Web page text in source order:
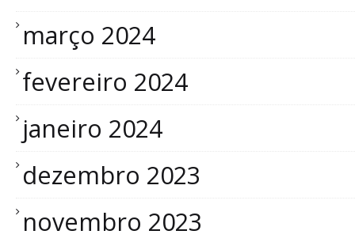
março 2024
fevereiro 2024
janeiro 2024
dezembro 2023
novembro 2023